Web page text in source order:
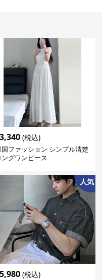
(税込)
国ファッション シンプル清楚
ングワンピース
人気
(税込)